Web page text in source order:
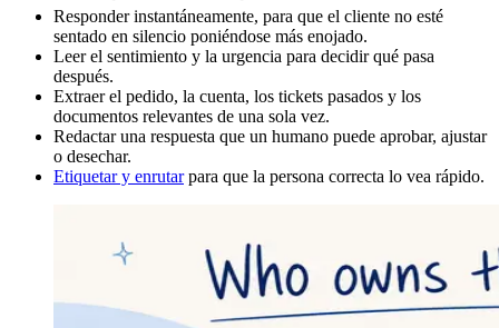
Responder instantáneamente, para que el cliente no esté
sentado en silencio poniéndose más enojado.
Leer el sentimiento y la urgencia para decidir qué pasa
después.
Extraer el pedido, la cuenta, los tickets pasados y los
documentos relevantes de una sola vez.
Redactar una respuesta que un humano puede aprobar, ajustar
o desechar.
Etiquetar y enrutarpara que la persona correcta lo vea rápido.